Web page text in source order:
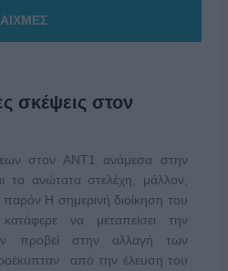
ΑΙΧΜΕΣ
σκέψεις στον
στον ΑΝΤ1 ανάμεσα στην
τα ανώτατα στελέχη, μάλλον,
Η σημερινή διοίκηση του
να μεταπείσει την
προβεί στην αλλαγή των
από την έλευση του